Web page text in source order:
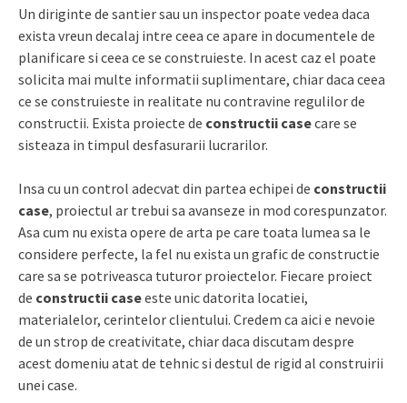
Un diriginte de santier sau un inspector poate vedea daca
exista vreun decalaj intre ceea ce apare in documentele de
planificare si ceea ce se construieste. In acest caz el poate
solicita mai multe informatii suplimentare, chiar daca ceea
ce se construieste in realitate nu contravine regulilor de
constructii. Exista proiecte de constructii casecare se
sisteaza in timpul desfasurarii lucrarilor.
Insa cu un control adecvat din partea echipei de constructii
case, proiectul ar trebui sa avanseze in mod corespunzator.
Asa cum nu exista opere de arta pe care toata lumea sa le
considere perfecte, la fel nu exista un grafic de constructie
care sa se potriveasca tuturor proiectelor. Fiecare proiect
de constructii caseeste unic datorita locatiei,
materialelor, cerintelor clientului. Credem ca aici e nevoie
de un strop de creativitate, chiar daca discutam despre
acest domeniu atat de tehnic si destul de rigid al construirii
unei case.